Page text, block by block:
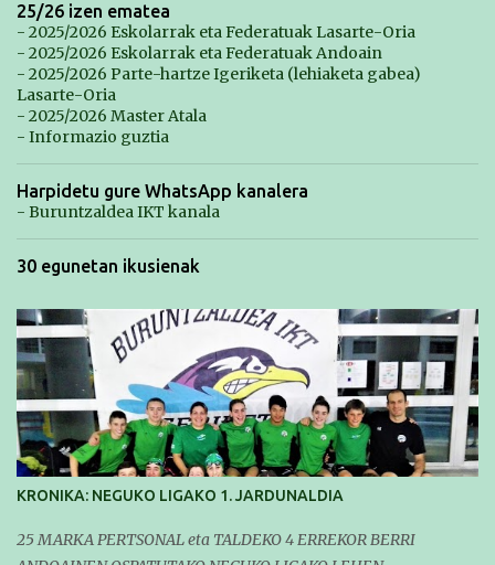
25/26 izen ematea
- 2025/2026 Eskolarrak eta Federatuak Lasarte-Oria
- 2025/2026 Eskolarrak eta Federatuak Andoain
- 2025/2026 Parte-hartze Igeriketa (lehiaketa gabea)
Lasarte-Oria
- 2025/2026 Master Atala
- Informazio guztia
Harpidetu gure WhatsApp kanalera
- Buruntzaldea IKT kanala
30 egunetan ikusienak
KRONIKA: NEGUKO LIGAKO 1. JARDUNALDIA
25 MARKA PERTSONAL eta TALDEKO 4 ERREKOR BERRI